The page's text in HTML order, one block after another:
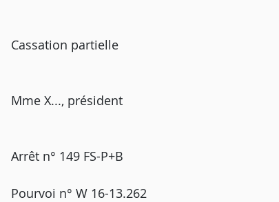
Cassation partielle
Mme X..., président
Arrêt n° 149 FS-P+B
Pourvoi n° W 16-13.262